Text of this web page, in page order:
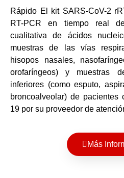
Rápido El kit SARS-CoV-2
RT-PCR en tiempo real
cualitativa de ácidos
muestras de las vías
hisopos nasales,
orofaríngeos) y muestras
inferiores (como esputo,
broncoalveolar) de pacientes
19 por su proveedor de
Más